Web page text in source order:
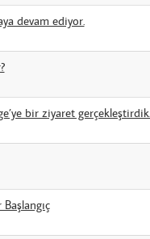
devam ediyor.
bir ziyaret gerçekleştirdik.